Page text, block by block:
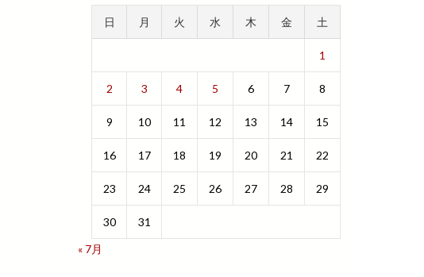
日 月 火 水 木 金 土
1
2 3 4 5 6 7 8
9 10 11 12 13 14 15
16 17 18 19 20 21 22
23 24 25 26 27 28 29
30
31
« 7月